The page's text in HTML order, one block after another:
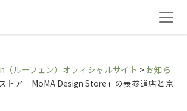
ゴミ乾燥機loofen（ル
ルーフェン）オフィシャルサイト > お知ら
トア「MoMA Design Store」の表参道店と京